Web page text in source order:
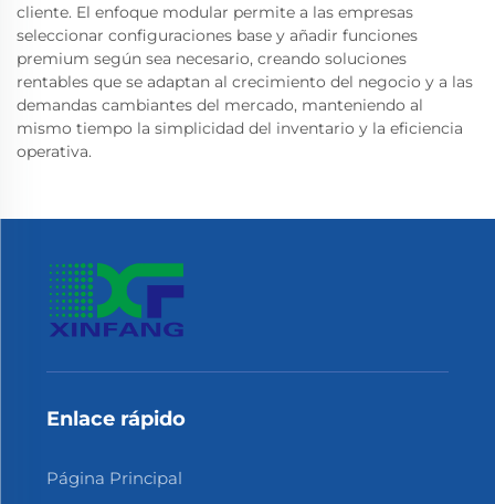
cliente. El enfoque modular permite a las empresas
seleccionar configuraciones base y añadir funciones
premium según sea necesario, creando soluciones
rentables que se adaptan al crecimiento del negocio y a las
demandas cambiantes del mercado, manteniendo al
mismo tiempo la simplicidad del inventario y la eficiencia
operativa.
Enlace rápido
Página Principal